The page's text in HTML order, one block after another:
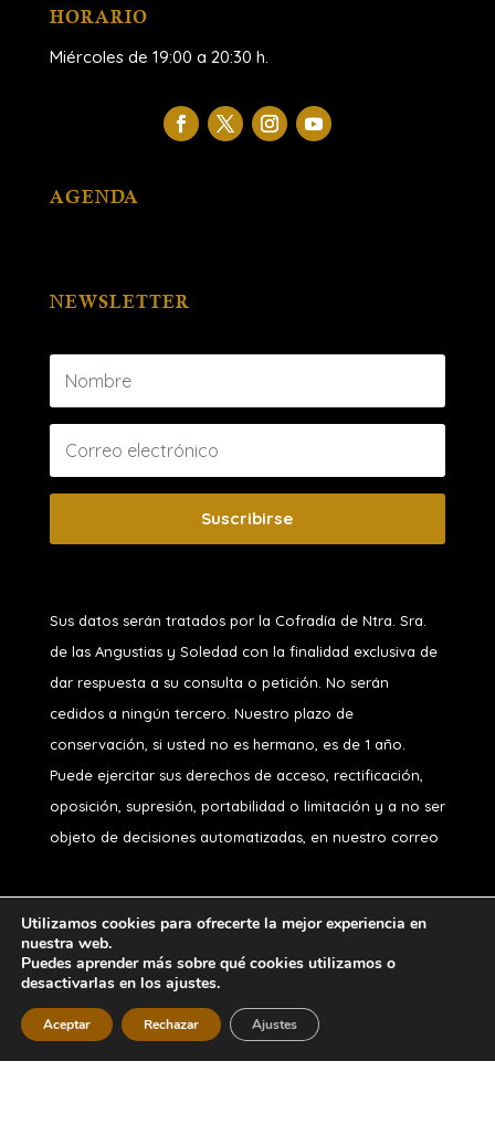
HORARIO
Miércoles de 19:00 a 20:30 h.
AGENDA
NEWSLETTER
Suscribirse
Sus datos serán tratados por la Cofradía de Ntra. Sra.
de las Angustias y Soledad con la finalidad exclusiva de
dar respuesta a su consulta o petición. No serán
cedidos a ningún tercero. Nuestro plazo de
conservación, si usted no es hermano, es de 1 año.
Puede ejercitar sus derechos de acceso, rectificación,
oposición, supresión, portabilidad o limitación y a no ser
objeto de decisiones automatizadas, en nuestro correo
Diseñado por iNova Cloud
Inova2026 © Todos los derechos
Utilizamos cookies para ofrecerte la mejor experiencia en
nuestra web.
Puedes aprender más sobre qué cookies utilizamos o
desactivarlas en los ajustes.
Aceptar Rechazar Ajustes